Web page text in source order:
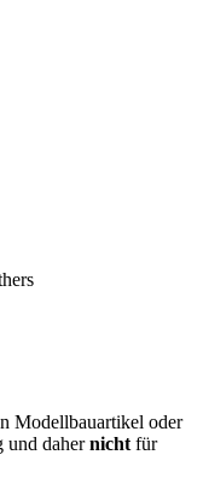
Modellbauartikel oder
und dahernicht für